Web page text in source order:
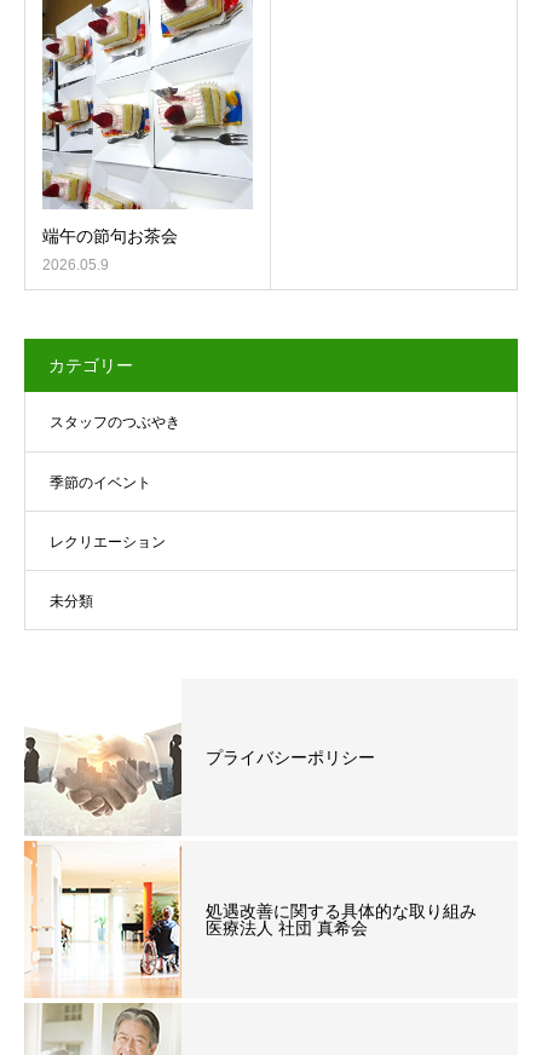
端午の節句お茶会
2026.05.9
カテゴリー
スタッフのつぶやき
季節のイベント
レクリエーション
未分類
プライバシーポリシー
処遇改善に関する具体的な取り組み
医療法人 社団 真希会